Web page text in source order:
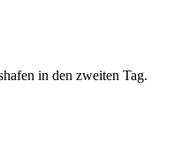
in den zweiten Tag.